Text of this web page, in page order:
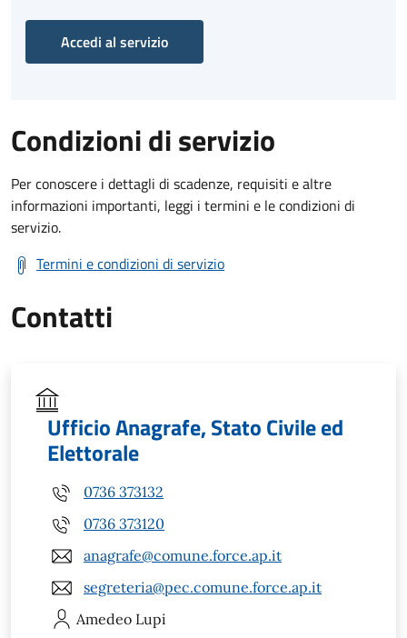
Accedi al servizio
Condizioni di servizio
Per conoscere i dettagli di scadenze, requisiti e altre
informazioni importanti, leggi i termini e le condizioni di
servizio.
Termini e condizioni di servizio
Contatti
Ufficio Anagrafe, Stato Civile ed
Elettorale
0736 373132
0736 373120
anagrafe@comune.force.ap.it
segreteria@pec.comune.force.ap.it
Amedeo Lupi